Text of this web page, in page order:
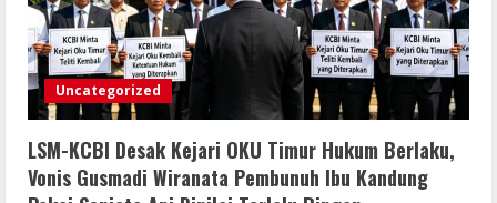
Uncategorized
LSM-KCBI Desak Kejari OKU Timur Hukum Berlaku,
Vonis Gusmadi Wiranata Pembunuh Ibu Kandung